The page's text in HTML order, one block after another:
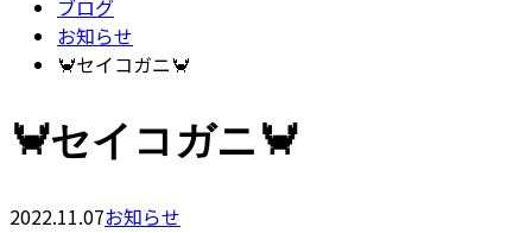
ブログ
お知らせ
🦀セイコガニ🦀
🦀セイコガニ🦀
2022.11.07お知らせ